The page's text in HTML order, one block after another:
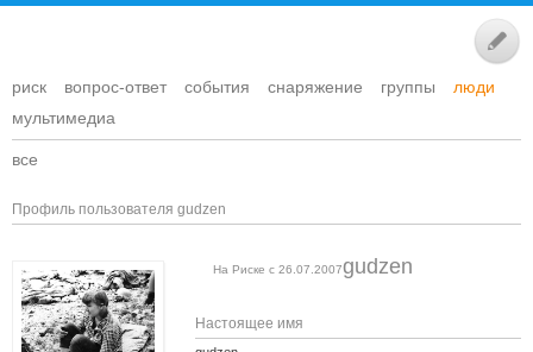
риск вопрос-ответ события снаряжение группы
люди
мультимедиа
все
Профиль пользователя gudzen
gudzen
На Риске с 26.07.2007
Настоящее имя